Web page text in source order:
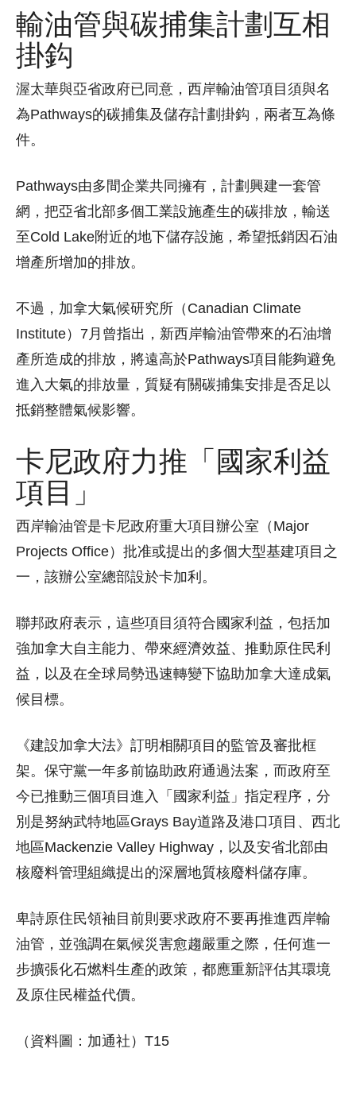
輸油管與碳捕集計劃互相
掛鈎
渥太華與亞省政府已同意，西岸輸油管項目須與名
為Pathways的碳捕集及儲存計劃掛鈎，兩者互為條
件。
Pathways由多間企業共同擁有，計劃興建一套管
網，把亞省北部多個工業設施產生的碳排放，輸送
至Cold Lake附近的地下儲存設施，希望抵銷因石油
增產所增加的排放。
不過，加拿大氣候研究所（Canadian Climate
Institute）7月曾指出，新西岸輸油管帶來的石油增
產所造成的排放，將遠高於Pathways項目能夠避免
進入大氣的排放量，質疑有關碳捕集安排是否足以
抵銷整體氣候影響。
卡尼政府力推「國家利益
項目」
西岸輸油管是卡尼政府重大項目辦公室（Major
Projects Office）批准或提出的多個大型基建項目之
一，該辦公室總部設於卡加利。
聯邦政府表示，這些項目須符合國家利益，包括加
強加拿大自主能力、帶來經濟效益、推動原住民利
益，以及在全球局勢迅速轉變下協助加拿大達成氣
候目標。
《建設加拿大法》訂明相關項目的監管及審批框
架。保守黨一年多前協助政府通過法案，而政府至
今已推動三個項目進入「國家利益」指定程序，分
別是努納武特地區Grays Bay道路及港口項目、西北
地區Mackenzie Valley Highway，以及安省北部由
核廢料管理組織提出的深層地質核廢料儲存庫。
卑詩原住民領袖目前則要求政府不要再推進西岸輸
油管，並強調在氣候災害愈趨嚴重之際，任何進一
步擴張化石燃料生產的政策，都應重新評估其環境
及原住民權益代價。
（資料圖：加通社）T15